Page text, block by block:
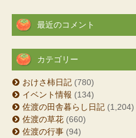
最近のコメント
カテゴリー
おけさ柿日記 (780)
イベント情報 (134)
佐渡の田舎暮らし日記 (1,204)
佐渡の草花 (660)
佐渡の行事 (94)